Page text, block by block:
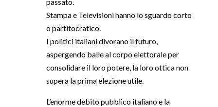
Stampa e Televisioni hanno lo sguardo corto
o partitocratico.
I politici italiani divorano il futuro,
aspergendo balle al corpo elettorale per
consolidare il loro potere, la loro ottica non
supera la prima elezione utile.
L’enorme debito pubblico italiano e la